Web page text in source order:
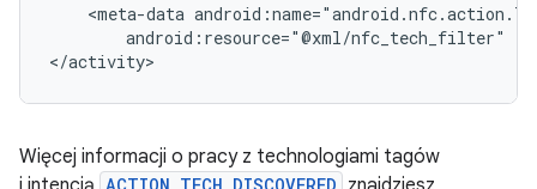
<meta-data
android:resource="@xml/nfc_tech_filter"
</activity>
Więcej informacji o pracy z technologiami tagów